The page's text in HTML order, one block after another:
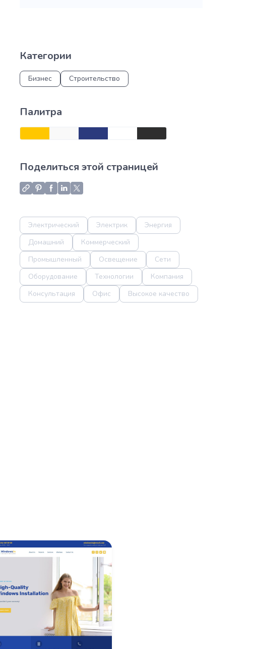
Категории
Бизнес Строительство
Палитра
Поделиться этой страницей
Электрический Электрик
Энергия
Домашний
Коммерческий
Промышленный
Освещение
Сети
Оборудование
Технологии
Компания
Консультация
Офис Высокое качество